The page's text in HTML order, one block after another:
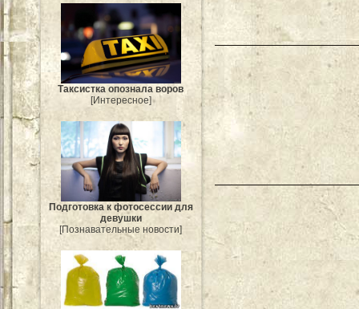
Таксистка опознала воров
[Интересное]
Подготовка к фотосессии для
девушки
[Познавательные новости]